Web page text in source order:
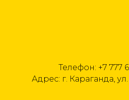
Телефон: +7 777
Адрес: г. Караганда,